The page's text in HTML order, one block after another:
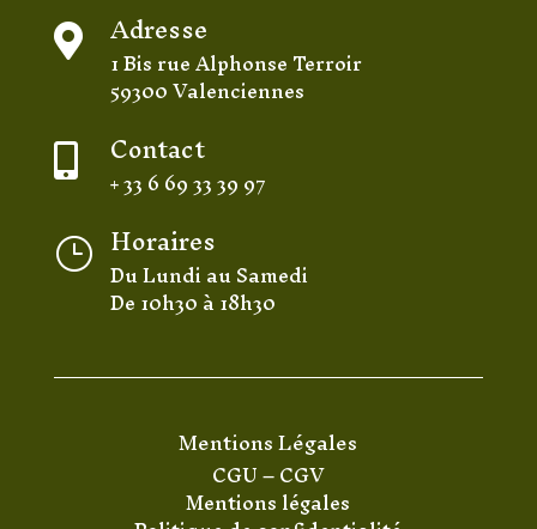
 Adresse
1 Bis rue Alphonse Terroir
59300 Valenciennes
 Contact
+ 33 6 69 33 39 97
} Horaires
Du Lundi au Samedi
De 10h30 à 18h30
Mentions Légales
CGU–CGV
Mentions légales